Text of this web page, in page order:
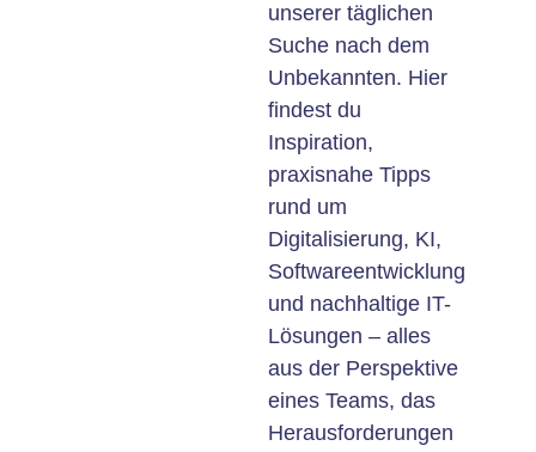
unserer täglichen
Suche nach dem
Unbekannten. Hier
findest du
Inspiration,
praxisnahe Tipps
rund um
Digitalisierung, KI,
Softwareentwicklung
und nachhaltige IT-
Lösungen – alles
aus der Perspektive
eines Teams, das
Herausforderungen